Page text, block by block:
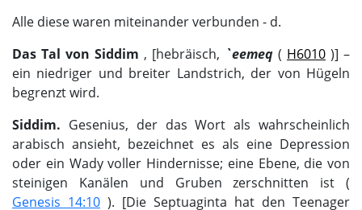
Alle diese waren miteinander verbunden - d.
Das Tal von Siddim , [hebräisch, `eemeq ( H6010 )] –
ein niedriger und breiter Landstrich, der von Hügeln
begrenzt wird.
Siddim. Gesenius, der das Wort als wahrscheinlich
arabisch ansieht, bezeichnet es als eine Depression
oder ein Wady voller Hindernisse; eine Ebene, die von
steinigen Kanälen und Gruben zerschnitten ist (
Genesis 14:10 ). [Die Septuaginta hat den Teenager